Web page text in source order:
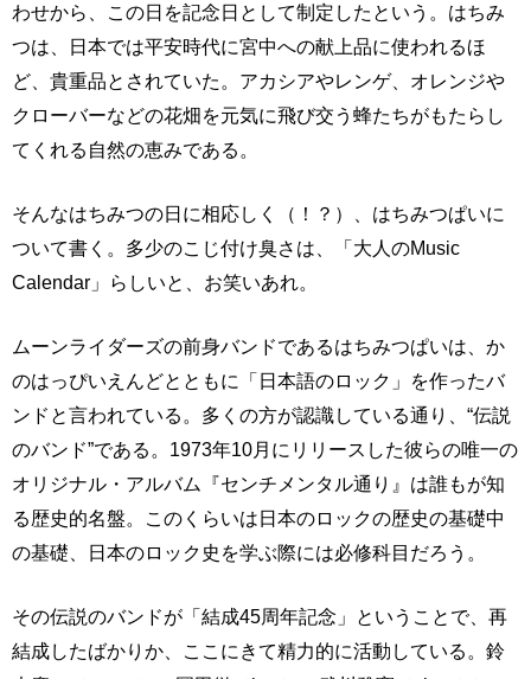
わせから、この日を記念日として制定したという。はちみ
つは、日本では平安時代に宮中への献上品に使われるほ
ど、貴重品とされていた。アカシアやレンゲ、オレンジや
クローバーなどの花畑を元気に飛び交う蜂たちがもたらし
てくれる自然の恵みである。
そんなはちみつの日に相応しく（！？）、はちみつぱいに
ついて書く。多少のこじ付け臭さは、「大人のMusic
Calendar」らしいと、お笑いあれ。
ムーンライダーズの前身バンドであるはちみつぱいは、か
のはっぴいえんどとともに「日本語のロック」を作ったバ
ンドと言われている。多くの方が認識している通り、“伝説
のバンド”である。1973年10月にリリースした彼らの唯一の
オリジナル・アルバム『センチメンタル通り』は誰もが知
る歴史的名盤。このくらいは日本のロックの歴史の基礎中
の基礎、日本のロック史を学ぶ際には必修科目だろう。
その伝説のバンドが「結成45周年記念」ということで、再
結成したばかりか、ここにきて精力的に活動している。鈴